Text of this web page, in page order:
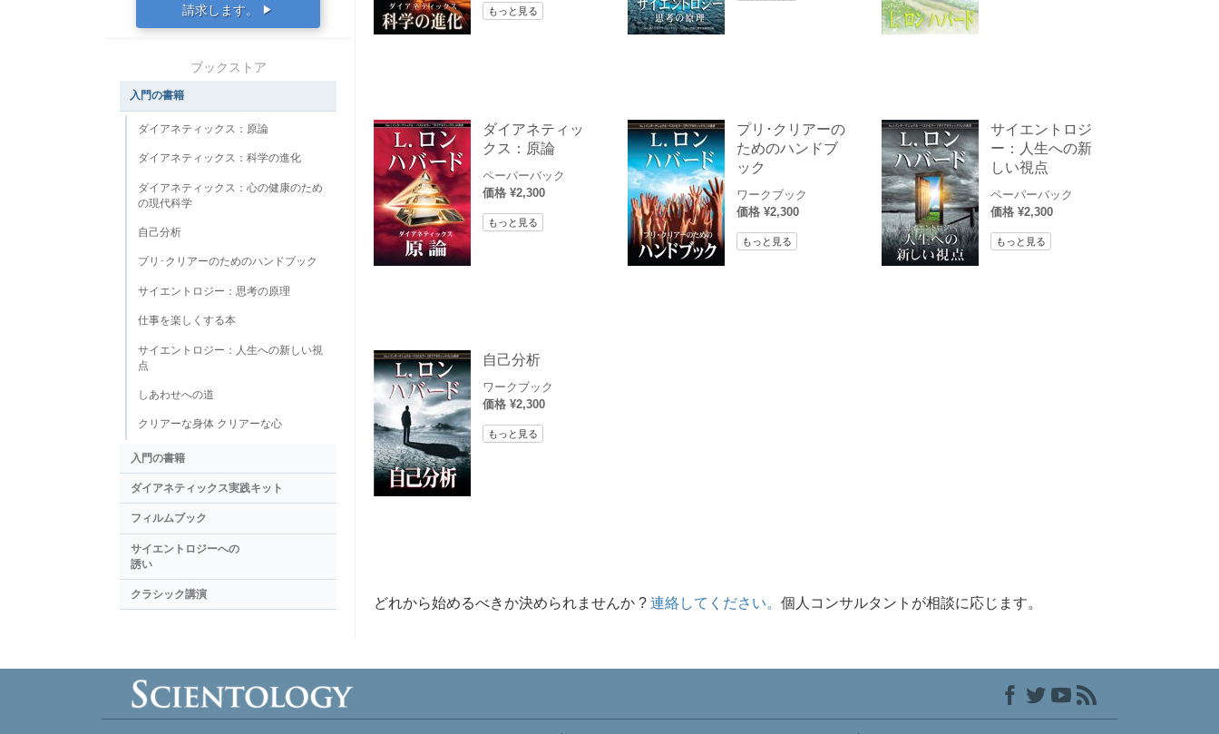
もっと見る
ダイアネティッ
クス：原論
ペーパーバック
価格 ¥2,300
もっと見る
プリ･クリアーの
ためのハンドブ
ック
ワークブック
価格 ¥2,300
もっと見る
サイエントロジ
ー：人生への新
しい視点
ペーパーバック
価格 ¥2,300
もっと見る
自己分析
ワークブック
価格 ¥2,300
もっと見る
どれから始めるべきか決められませんか ? 連絡してください。 個人コンサルタントが相談に応じます。
請求します。
▶
ブックストア
入門の書籍
ダイアネティックス：原論
ダイアネティックス：科学の進化
ダイアネティックス：心の健康のため
の現代科学
自己分析
プリ･クリアーのためのハンドブック
サイエントロジー：思考の原理
仕事を楽しくする本
サイエントロジー：人生への新しい視
点
しあわせへの道
クリアーな身体 クリアーな心
入門の書籍
ダイアネティックス実践キット
フィルムブック
サイエントロジーへの
誘い
クラシック講演